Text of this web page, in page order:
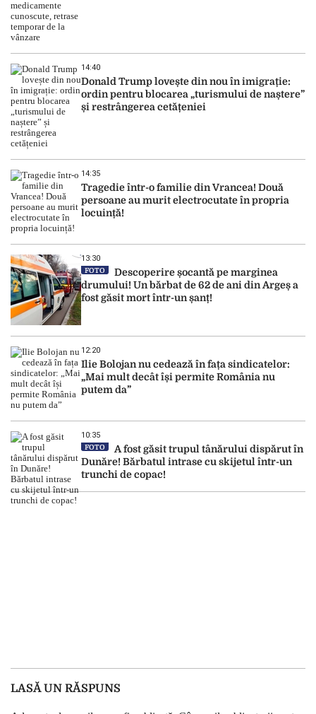
14:40
Donald Trump lovește din nou în imigrație:
ordin pentru blocarea „turismului de naștere”
și restrângerea cetățeniei
14:35
Tragedie într-o familie din Vrancea! Două
persoane au murit electrocutate în propria
locuință!
13:30
FOTO
Descoperire șocantă pe marginea
drumului! Un bărbat de 62 de ani din Argeș a
fost găsit mort într-un șanț!
12:20
Ilie Bolojan nu cedează în fața sindicatelor:
„Mai mult decât își permite România nu
putem da”
10:35
FOTO
A fost găsit trupul tânărului dispărut în
Dunăre! Bărbatul intrase cu skijetul într-un
trunchi de copac!
LASĂ UN RĂSPUNS